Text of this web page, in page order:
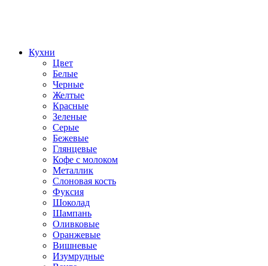
Кухни
Цвет
Белые
Черные
Желтые
Красные
Зеленые
Серые
Бежевые
Глянцевые
Кофе с молоком
Металлик
Слоновая кость
Фуксия
Шоколад
Шампань
Оливковые
Оранжевые
Вишневые
Изумрудные